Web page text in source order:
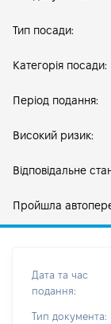
Тип посади:
Категорія посади:
Період подання:
Високий ризик:
Відповідальне
Пройшла
Дата та час
подання:
Тип документа: